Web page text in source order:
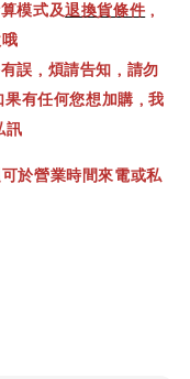
算模式及退換貨條件 ，
誤，煩請告知，請勿
有任何您想加購，我
訊
於營業時間來電或私